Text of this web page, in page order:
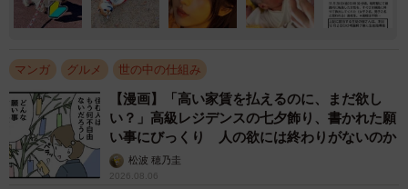
マンガ グルメ 世の中の仕組み
【漫画】「高い家賃を払えるのに、まだ欲し
い？」高級レジデンスの七夕飾り、書かれた願
い事にびっくり 人の欲には終わりがないのか
松波 穂乃圭
2026.08.06